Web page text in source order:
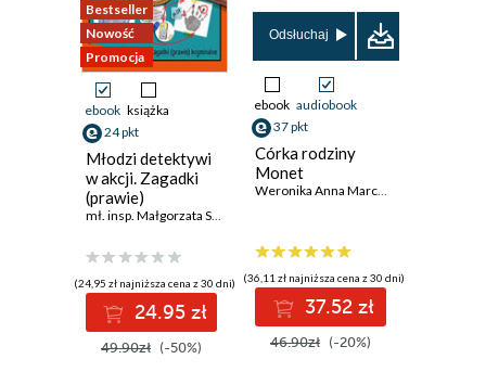
Bestseller
Nowość
Promocja
ebook książka
24 pkt
Młodzi detektywi
w akcji. Zagadki
(prawie)
kryminalne
mł. insp. Małgorzata Sokołowska
(24,95 zł najniższa cena z 30 dni)
24.95 zł
49.90zł (-50%)
Odsłuchaj
ebook audiobook
37 pkt
Córka rodziny
Monet
Weronika Anna Marczak
(36,11 zł najniższa cena z 30 dni)
37.52 zł
46.90zł (-20%)